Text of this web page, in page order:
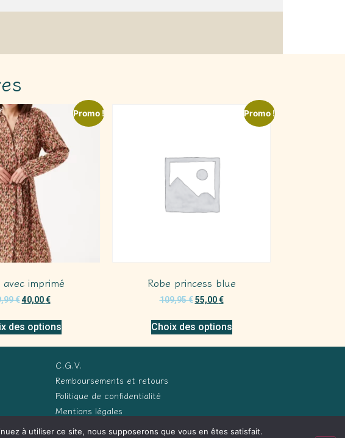
Promo !
avec imprimé
€ 40,00€
des options
Promo !
Robe princess blue
109,95€ 55,00€
Choix des options
C.G.V.
Remboursements et retours
Politique de confidentialité
Mentions légales
à utiliser ce site, nous supposerons que vous en êtes satisfait.